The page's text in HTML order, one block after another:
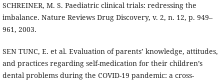
SCHREINER, M. S. Paediatric clinical trials: redressing the
imbalance. Nature Reviews Drug Discovery, v. 2, n. 12, p. 949–
961, 2003.
SEN TUNC, E. et al. Evaluation of parents’ knowledge, attitudes,
and practices regarding self-medication for their children’s
dental problems during the COVID-19 pandemic: a cross-